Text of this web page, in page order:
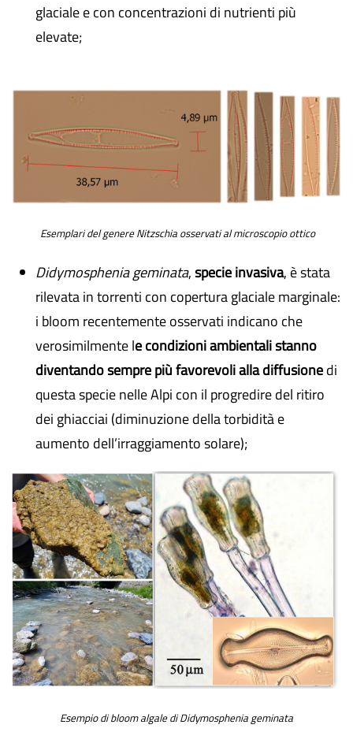
glaciale e con concentrazioni di nutrienti più
elevate;
Esemplari del genere Nitzschia osservati al microscopio ottico
Didymosphenia geminata,specie invasiva, è stata
rilevata in torrenti con copertura glaciale marginale:
i bloom recentemente osservati indicano che
verosimilmente le condizioni ambientali stanno
diventando sempre più favorevoli alla diffusionedi
questa specie nelle Alpi con il progredire del ritiro
dei ghiacciai (diminuzione della torbidità e
aumento dell’irraggiamento solare);
Esempio di bloom algale di Didymosphenia geminata